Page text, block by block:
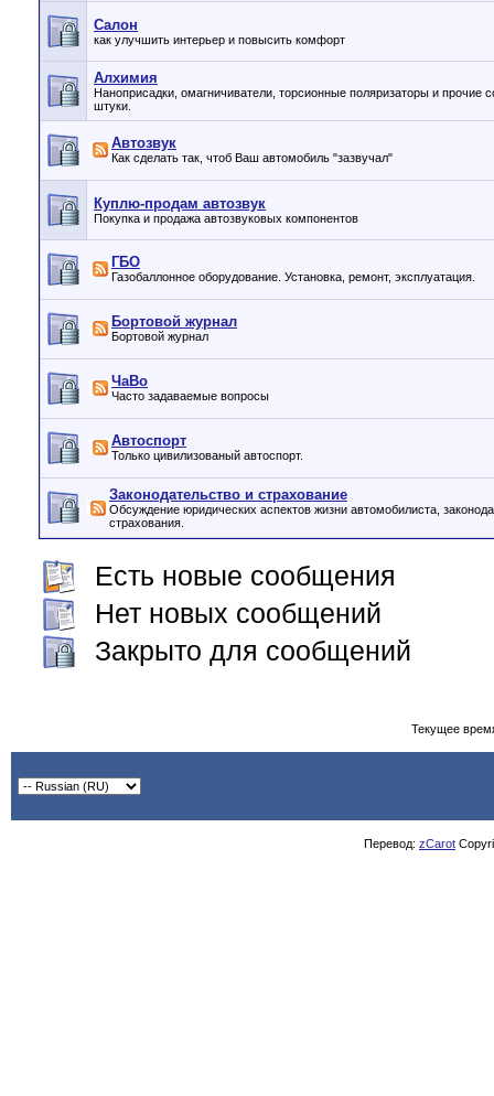
Салон
как улучшить интерьер и повысить комфорт
Алхимия
Наноприсадки, омагничиватели, торсионные поляризаторы и прочие
штуки.
Автозвук
Как сделать так, чтоб Ваш автомобиль "зазвучал"
Куплю-продам автозвук
Покупка и продажа автозвуковых компонентов
ГБО
Газобаллонное оборудование. Установка, ремонт, эксплуатация.
Бортовой журнал
Бортовой журнал
ЧаВо
Часто задаваемые вопросы
Автоспорт
Только цивилизованый автоспорт.
Законодательство и страхование
Обсуждение юридических аспектов жизни автомобилиста,
страхования.
Есть новые сообщения
Нет новых сообщений
Закрыто для сообщений
Текущее
Перевод: zCarot